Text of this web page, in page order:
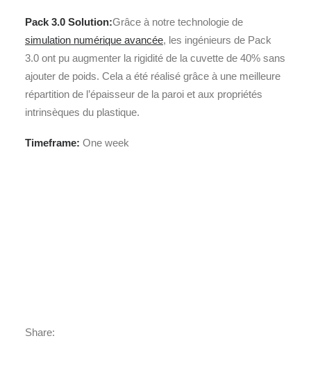
Pack 3.0 Solution:Grâce à notre technologie de
simulation numérique avancée, les ingénieurs de Pack
3.0 ont pu augmenter la rigidité de la cuvette de 40% sans
ajouter de poids. Cela a été réalisé grâce à une meilleure
répartition de l’épaisseur de la paroi et aux propriétés
intrinsèques du plastique.
Timeframe: One week
Share: